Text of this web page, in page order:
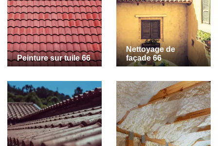
Peinture sur tuile 66
Nettoyage de
façade 66